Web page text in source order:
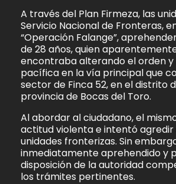
A través del Plan Firmeza, las
Servicio Nacional de Fronteras,
“Operación Falange”,
de 28 años, quien
encontraba alterando el orden y
pacífica en la vía principal que
sector de Finca 52, en el distrito
provincia de Bocas del Toro.
Al abordar al ciudadano, el
actitud violenta e intentó agredir
unidades fronterizas. Sin
inmediatamente aprehendido y
disposición de la autoridad
los trámites pertinentes.